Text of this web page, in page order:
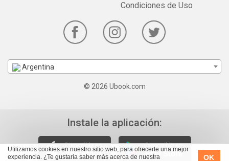
Utilizamos cookies en nuestro sitio web, para ofrecerte una mejor
experiencia. ¿Te gustaría saber más acerca de nuestra
OK
Condiciones de Uso
Argentina
© 2026 Ubook.com
Instale la aplicación: